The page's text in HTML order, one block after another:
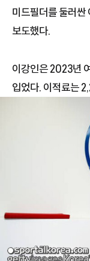
미드필더를 둘러싼
보도했다.
이강인은 2023년
입었다. 이적료는